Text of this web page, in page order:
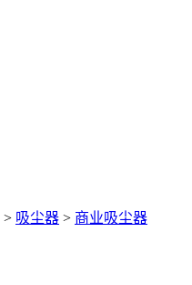
> 吸尘器 > 商业吸尘器